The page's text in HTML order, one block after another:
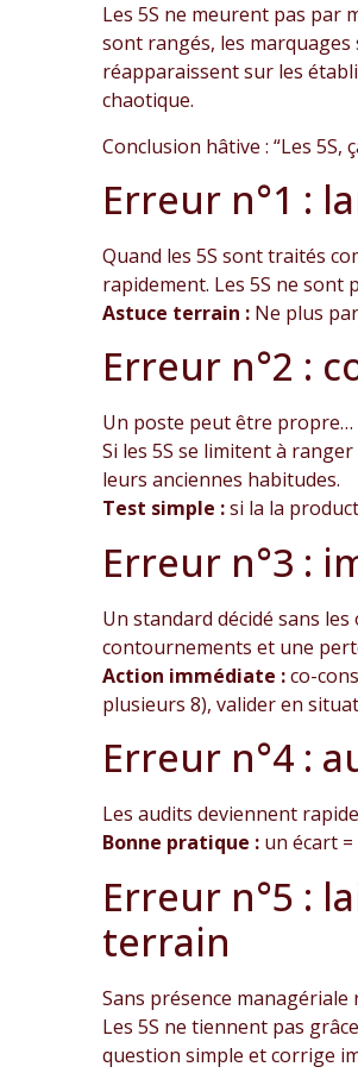
Les 5S ne meurent pas par
sont rangés, les
réapparaissent sur les
chaotique.
Conclusion hâtive : “Les 5S,
Erreur n°1 :
Quand les 5S sont traités
rapidement. Les 5S ne
Astuce terrain : Ne plus
Erreur n°2 :
Un poste peut être propre…
Si les 5S se limitent à
leurs anciennes habitudes.
Test simple :si la la
Erreur n°3 :
Un standard décidé sans
contournements et une
Action immédiate :co-
plusieurs 8), valider en
Erreur n°4 :
Les audits deviennent
Bonne pratique : un écart
Erreur n°5 :
terrain
Sans présence
Les 5S ne tiennent pas
question simple et corrige